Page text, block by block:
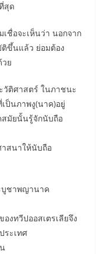
สุด
ชื่อจะเห็นว่า นอกจาก
ขึ้นแล้ว ย่อมต้อง
ย
วัติศาสตร์ ในภาชนะ
ป็นภาพงู(นาค)อยู่
สมัยนั้นรู้จักนับถือ
สนาให้นับถือ
บูชาพญานาค
งทวีปออสเตรเลียจึง
ระเทศ